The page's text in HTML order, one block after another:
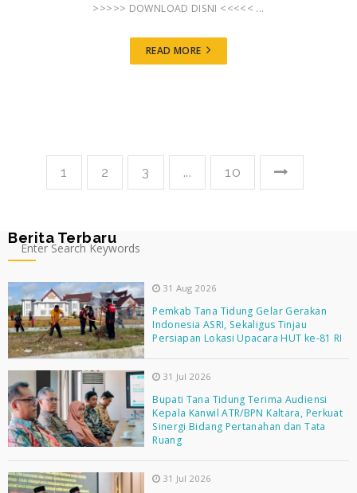
>>>>> DOWNLOAD DISNI <<<<< ...
READ MORE
1 2 3 ... 10
Berita Terbaru
31 Aug 2026
Pemkab Tana Tidung Gelar Gerakan
Indonesia ASRI, Sekaligus Tinjau
Persiapan Lokasi Upacara HUT ke-81 RI
31 Jul 2026
Bupati Tana Tidung Terima Audiensi
Kepala Kanwil ATR/BPN Kaltara, Perkuat
Sinergi Bidang Pertanahan dan Tata
Ruang
31 Jul 2026